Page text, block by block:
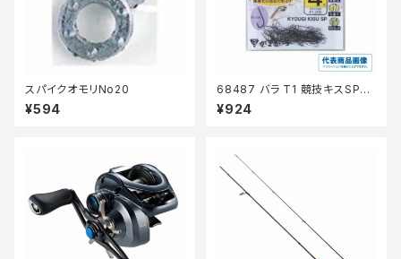
スパイクオモリNo20
¥594
68487 バラ T1 競技キスSP
【継続セール_仕掛】
¥924